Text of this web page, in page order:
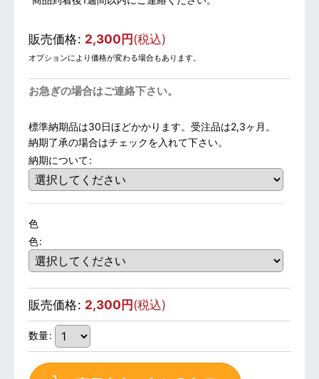
販売価格: 2,300円(税込)
オプションにより価格が変わる場合もあります。
お急ぎの場合はご連絡下さい。
標準納期品は30日ほどかかります。受注品は2,3ヶ月。
納期了承の場合はチェックを入れて下さい。
納期について:
色
色:
販売価格: 2,300円(税込)
数量: